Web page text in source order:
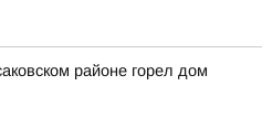
районе горел дом